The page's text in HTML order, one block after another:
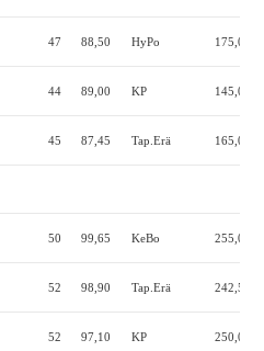
47 88,50 HyPo 175,0
44 89,00 KP 145,0
45 87,45 Tap.Erä 165,0
50 99,65 KeBo 255,0
52 98,90 Tap.Erä 242,5
52 97,10 KP 250,0